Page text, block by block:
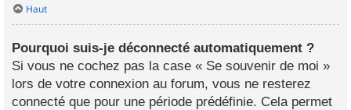
Haut
Pourquoi suis-je déconnecté automatiquement ?
Si vous ne cochez pas la case « Se souvenir de moi »
lors de votre connexion au forum, vous ne resterez
connecté que pour une période prédéfinie. Cela permet